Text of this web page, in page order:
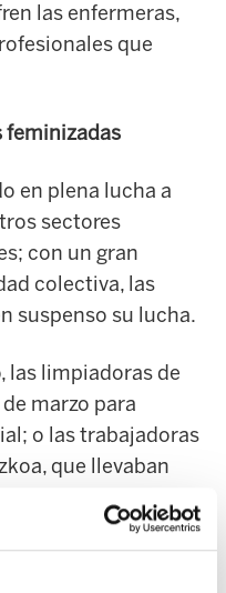
las enfermeras,
que
feminizadas
en plena lucha a
sectores
con un gran
colectiva, las
suspenso su lucha.
las limpiadoras de
marzo para
o las trabajadoras
que llevaban
el cuidado